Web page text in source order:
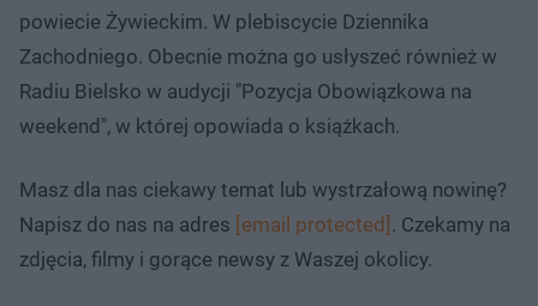
powiecie Żywieckim. W plebiscycie Dziennika
Zachodniego. Obecnie można go usłyszeć również w
Radiu Bielsko w audycji "Pozycja Obowiązkowa na
weekend", w której opowiada o książkach.
Masz dla nas ciekawy temat lub wystrzałową nowinę?
Napisz do nas na adres [email protected] . Czekamy na
zdjęcia, filmy i gorące newsy z Waszej okolicy.